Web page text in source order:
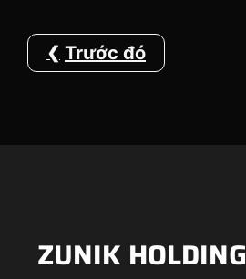
Trước đó
ZUNIK HOLDING